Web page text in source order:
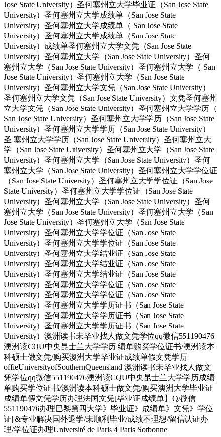
Jose State University）圣何塞州立大学毕业证（San Jose State
University）圣何塞州立大学成绩单（San Jose State
University）圣何塞州立大学成绩单（ San Jose State
University）圣何塞州立大学成绩单（San Jose State
University）成绩单圣何塞州立大学文凭（San Jose State
University）圣何塞州立大学（San Jose State University）圣何
塞州立大学（San Jose State University）圣何塞州立大学（ San
Jose State University）圣何塞州立大学（San Jose State
University）圣何塞州立大学文凭（San Jose State University）
圣何塞州立大学文凭（San Jose State University）文凭圣何塞州
立大学文凭（San Jose State University）圣何塞州立大学学历（
San Jose State University）圣何塞州立大学学历（San Jose State
University）圣何塞州立大学学历（San Jose State University）
圣 塞州立大学学历（San Jose State University）圣何塞州立大
学（San Jose State University）圣何塞州立大学（San Jose State
University）圣何塞州立大学（San Jose State University）圣何
塞州立大学（San Jose State University）圣何塞州立大学学位证
（San Jose State University）圣何塞州立大学学位证（San Jose
State University）圣何塞州立大学学位证（San Jose State
University）圣何塞州立大学（San Jose State University）圣何
塞州立大学（San Jose State University）圣何塞州立大学（San
Jose State University）圣何塞州立大学（San Jose State
University）圣何塞州立大学学位证（San Jose State
University）圣何塞州立大学学位证（San Jose State
University）圣何塞州立大学结业证（San Jose State
University）圣何塞州立大学结业证（San Jose State
University）圣何塞州立大学结业证（San Jose State
University）圣何塞州立大学学位证（San Jose State
University）圣何塞州立大学学位证（San Jose State
University）圣何塞州立大学学历证书（San Jose State
University）圣何塞州立大学学历证书（San Jose State
University）圣何塞州立大学学历证书（San Jose State
University）澳洲读书未毕业找人做文凭学位qq微信551190476
澳洲读CQU中央昆士兰大学学历 绩单购买学位证书/澳洲读本
科硕士做文凭/购买澳洲大学毕业证成绩单假文凭学历
offieUniversityofSouthernQueensland 澳洲读书未毕业找人做文
凭学位qq微信551190476澳洲读CQU中央昆士兰大学学历成绩
单购买学位证书/澳洲读本科硕士做文凭/购买澳洲大学毕业证
成绩单假文凭学历办理法国文凭[毕业证成绩单】Q/微信
551190476办理巴黎第四大学》毕业证》成绩单》文凭》学位
证||&专业解决国外退学/未顺利毕业/成绩不理想/留信认证办
理/学位证办理Université de Paris 4 Paris Sorbonne